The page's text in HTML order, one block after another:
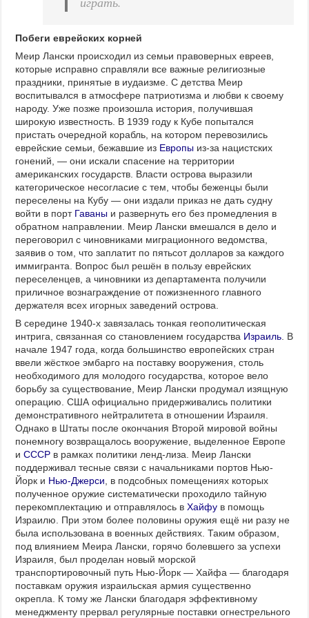
Побеги еврейских корней
Меир Лански происходил из семьи правоверных евреев,
которые исправно справляли все важные религиозные
праздники, принятые в иудаизме. С детства Меир
воспитывался в атмосфере патриотизма и любви к своему
народу. Уже позже произошла история, получившая
широкую известность. В 1939 году к Кубе попытался
пристать очередной корабль, на котором перевозились
еврейские семьи, бежавшие из Европы из-за нацистских
гонений, — они искали спасение на территории
американских государств. Власти острова выразили
категорическое несогласие с тем, чтобы беженцы были
переселены на Кубу — они издали приказ не дать судну
войти в порт Гаваны и развернуть его без промедления в
обратном направлении. Меир Лански вмешался в дело и
переговорил с чиновниками миграционного ведомства,
заявив о том, что заплатит по пятьсот долларов за каждого
иммигранта. Вопрос был решён в пользу еврейских
переселенцев, а чиновники из департамента получили
приличное вознаграждение от пожизненного главного
держателя всех игорных заведений острова.
В середине 1940-х завязалась тонкая геополитическая
интрига, связанная со становлением государства Израиль . В
начале 1947 года, когда большинство европейских стран
ввели жёсткое эмбарго на поставку вооружения, столь
необходимого для молодого государства, которое вело
борьбу за существование, Меир Лански продумал изящную
операцию. США официально придерживались политики
демонстративного нейтралитета в отношении Израиля.
Однако в Штаты после окончания Второй мировой войны
понемногу возвращалось вооружение, выделенное Европе
иСССР в рамках политики ленд-лиза. Меир Лански
поддерживал тесные связи с начальниками портов Нью-
Йорк и Нью-Джерси , в подсобных помещениях которых
полученное оружие систематически проходило тайную
перекомплектацию и отправлялось вХайфу в помощь
Израилю. При этом более половины оружия ещё ни разу не
была использована в военных действиях. Таким образом,
под влиянием Меира Лански, горячо болевшего за успехи
Израиля, был проделан новый морской
транспортировочный путь Нью-Йорк — Хайфа — благодаря
поставкам оружия израильская армия существенно
окрепла. К тому же Лански благодаря эффективному
менеджменту прервал регулярные поставки огнестрельного